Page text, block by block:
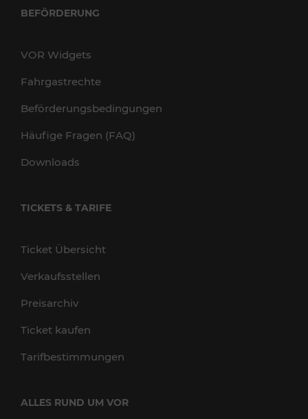
BEFÖRDERUNG
VOR Widgets
Fahrgastrechte
Beförderungsbedingungen
Häufige Fragen (FAQ)
Downloads
TICKETS & TARIFE
Ticket Übersicht
Verkaufsstellen
Preisarchiv
Ticket kaufen
Tarifbestimmungen
ALLES RUND UM VOR